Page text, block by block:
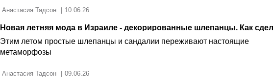
10.06.26
Этим летом простые шлепанцы и сандалии переживают настоящие
метаморфозы
09.06.26